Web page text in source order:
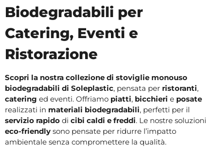
Biodegradabili per
Catering, Eventi e
Ristorazione
Scopri la nostra collezione di stoviglie monouso
biodegradabili di Soleplastic, pensata per ristoranti,
catering ed eventi. Offriamo piatti, bicchieri e posate
realizzati in materiali biodegradabili, perfetti per il
servizio rapido di cibi caldi e freddi. Le nostre soluzioni
eco-friendly sono pensate per ridurre l’impatto
ambientale senza compromettere la qualità.